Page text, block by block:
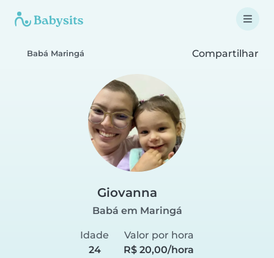
Babá Maringá Compartilhar
Giovanna
Babá em Maringá
Idade
24
Valor por hora
R$ 20,00/hora